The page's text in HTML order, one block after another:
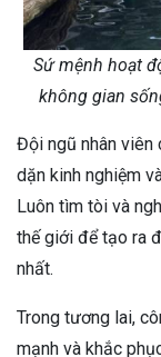
Sứ mệnh hoạt
không gian
Đội ngũ nhân viên
dặn kinh nghiệm
Luôn tìm tòi và
thế giới để tạo ra
nhất.
Trong tương lai,
mạnh và khắc